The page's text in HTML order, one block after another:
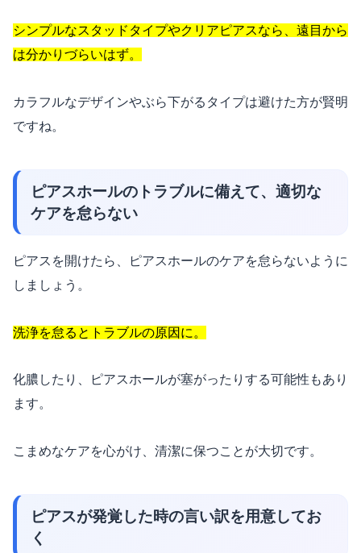
シンプルなスタッドタイプやクリアピアスなら、遠目から
は分かりづらいはず。
カラフルなデザインやぶら下がるタイプは避けた方が賢明
ですね。
ピアスホールのトラブルに備えて、適切な
ケアを怠らない
ピアスを開けたら、ピアスホールのケアを怠らないように
しましょう。
洗浄を怠るとトラブルの原因に。
化膿したり、ピアスホールが塞がったりする可能性もあり
ます。
こまめなケアを心がけ、清潔に保つことが大切です。
ピアスが発覚した時の言い訳を用意してお
く